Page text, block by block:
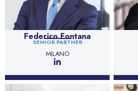
Federico Fontana
SENIOR PARTNER
MILANO